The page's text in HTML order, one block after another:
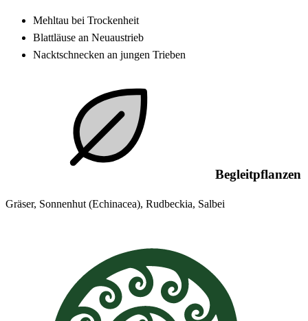
Mehltau bei Trockenheit
Blattläuse an Neuaustrieb
Nacktschnecken an jungen Trieben
Begleitpflanzen
Gräser, Sonnenhut (Echinacea), Rudbeckia, Salbei